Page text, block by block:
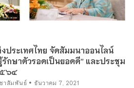
ประเทศไทย จัดสัมมนาออนไลน์
รักษาตัวรอดเป็นยอดดี” และประชุม
๖๔
าสัมพันธ์ ธันวาคม 7, 2021